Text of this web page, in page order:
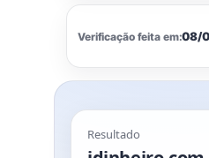
Verificação feita em:08/
Resultado